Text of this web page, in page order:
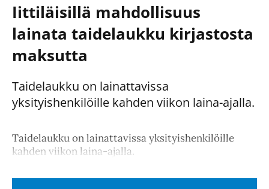
Iittiläisillä mahdollisuus
lainata taidelaukku kirjastosta
maksutta
Taidelaukku on lainattavissa
yksityishenkilöille kahden viikon laina-ajalla.
Taidelaukku on lainattavissa yksityishenkilöille
kahden viikon laina-ajalla.